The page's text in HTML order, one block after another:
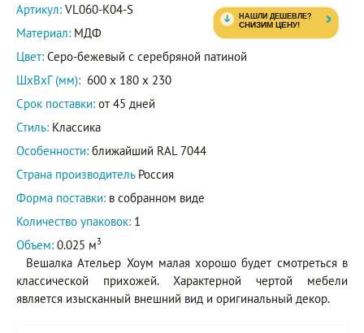
Артикул: VL060-K04-S
Материал: МДФ
Цвет: Серо-бежевый с серебряной патиной
ШxВxГ (мм): 600 x 180 x 230
Срок поставки: от 45 дней
Стиль: Классика
Особенности: ближайший RAL 7044
Страна производитель Россия
Форма поставки: в собранном виде
Количество упаковок: 1
Объем: 0.025 м3
Вешалка Ательер Хоум малая хорошо будет смотреться в
классической прихожей. Характерной чертой мебели
является изысканный внешний вид и оригинальный декор.